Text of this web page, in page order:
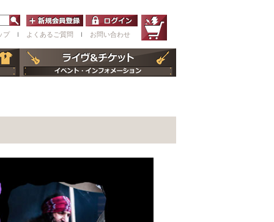
プ ｌ よくあるご質問 ｌ お問い合わせ